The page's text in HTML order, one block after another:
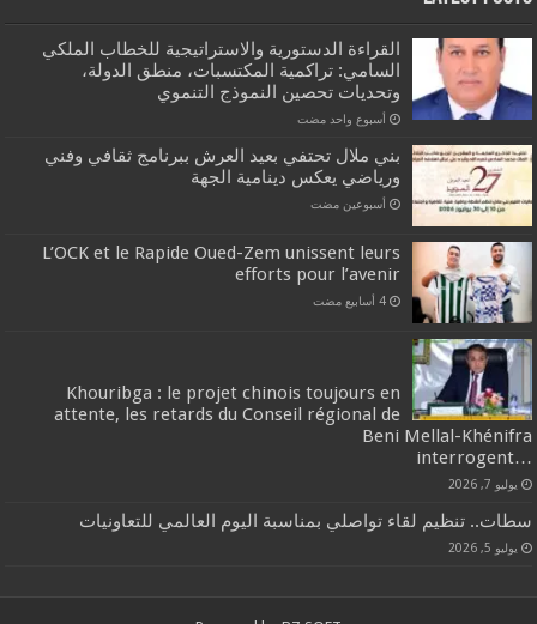
القراءة الدستورية والاستراتيجية للخطاب الملكي
السامي: تراكمية المكتسبات، منطق الدولة،
وتحديات تحصين النموذج التنموي
‏أسبوع واحد مضت
بني ملال تحتفي بعيد العرش ببرنامج ثقافي وفني
ورياضي يعكس دينامية الجهة
‏أسبوعين مضت
L’OCK et le Rapide Oued-Zem unissent leurs
efforts pour l’avenir
‏4 أسابيع مضت
Khouribga : le projet chinois toujours en
attente, les retards du Conseil régional de
Beni Mellal-Khénifra
…interrogent
يوليو 7, 2026
سطات.. تنظيم لقاء تواصلي بمناسبة اليوم العالمي للتعاونيات
يوليو 5, 2026